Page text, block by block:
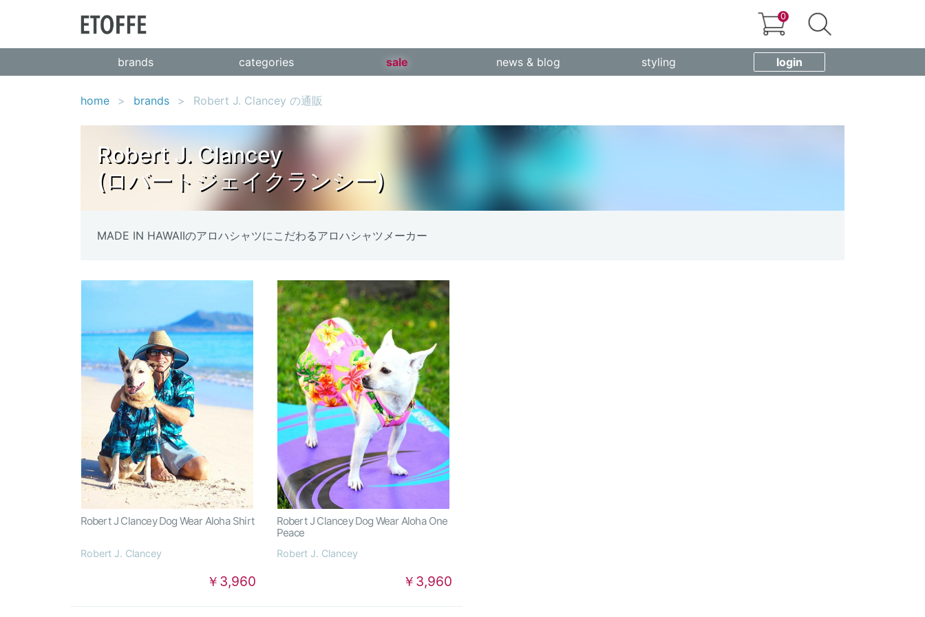
0
brands categories sale news & blog styling login
home brands Robert J. Clancey の通販
Robert J. Clancey
(ロバートジェイクランシー)
MADE IN HAWAIIのアロハシャツにこだわるアロハシャツメーカー
Robert J Clancey Dog Wear Aloha Shirt
Robert J. Clancey
￥3,960
Robert J Clancey Dog Wear Aloha One
Peace
Robert J. Clancey
￥3,960